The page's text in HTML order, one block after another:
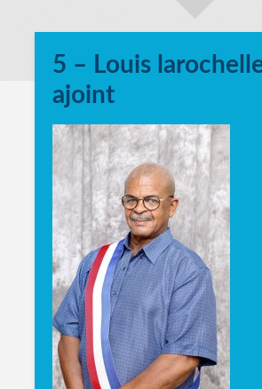
5 – Louis
ajoint